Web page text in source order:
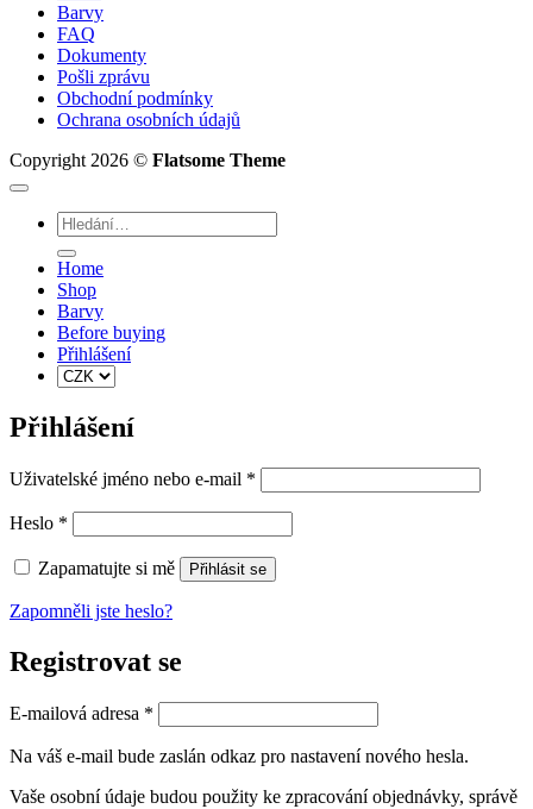
Barvy
FAQ
Dokumenty
Pošli zprávu
Obchodní podmínky
Ochrana osobních údajů
Copyright 2026 © Flatsome Theme
Hledat:
Home
Shop
Barvy
Before buying
Přihlášení
Přihlášení
Uživatelské jméno nebo e-mail *
Heslo *
Zapamatujte si mě Přihlásit se
Zapomněli jste heslo?
Registrovat se
E-mailová adresa *
Na váš e-mail bude zaslán odkaz pro nastavení nového hesla.
Vaše osobní údaje budou použity ke zpracování objednávky, správě